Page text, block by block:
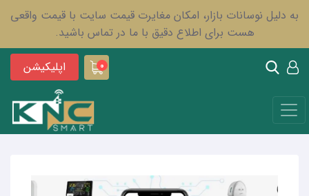
به دلیل نوسانات بازار، امکان مغایرت قیمت سایت با قیمت واقعی
هست برای اطلاع دقیق با ما در تماس باشید.
0 اپلیکیشن